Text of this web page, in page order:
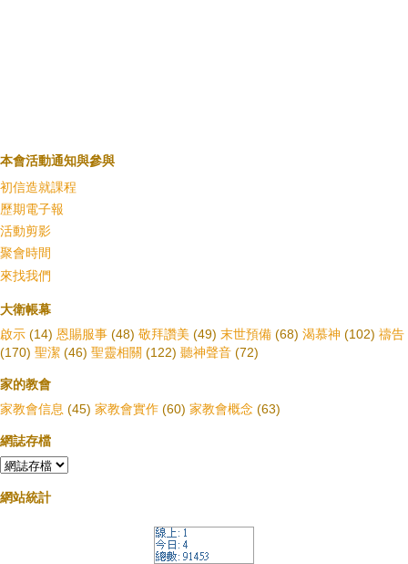
本會活動通知與參與
初信造就課程
歷期電子報
活動剪影
聚會時間
來找我們
大衛帳幕
啟示 (14) 恩賜服事 (48) 敬拜讚美 (49) 末世預備 (68) 渴慕神 (102) 禱告
(170) 聖潔 (46) 聖靈相關 (122) 聽神聲音 (72)
家的教會
家教會信息 (45) 家教會實作 (60) 家教會概念 (63)
網誌存檔
網站統計